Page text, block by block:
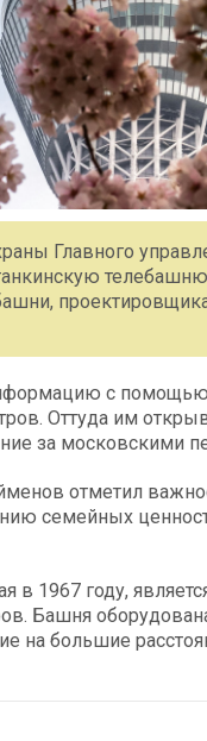
Главного
с
Оттуда им
за московскими
отметил
семейных
в 1967 году,
Башня
на большие